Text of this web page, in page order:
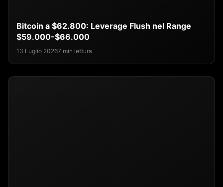
Bitcoin a $62.800: Leverage Flush nel Range
$59.000-$66.000
13 Luglio 20267 min lettura